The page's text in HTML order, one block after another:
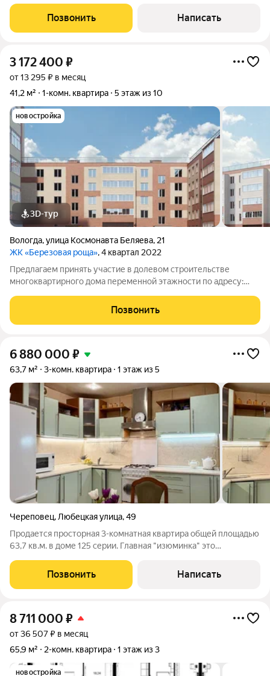
расположен в динамично развивающейся локации с
полноценной социальной инфраструктурой: в пешей
Позвонить Написать
3 172 400 ₽
от 13 295 ₽ в месяц
41,2 м²
1-комн. квартира 5 этаж из 10
новостройка
3D-тур
Вологда,улица Космонавта Беляева, 21
ЖК «Березовая роща», 4 квартал 2022
Предлагаем принять участие в долевом строительстве
многоквартирного дома переменной этажности по адресу:
керамического кирпича со своей крышной газовой котельной,
с установкой индивидуальных
Позвонить
6 880 000 ₽
63,7 м² 3-комн. квартира 1 этаж из 5
Череповец, Любецкая улица,49
Продается просторная 3-комнатная квартира общей площадью
63,7 кв.м. в доме 125 серии. Главная "изюминка" это
Это полноценный зал для семейных праздников, встреч с
друзьями или зона для жизни,
Позвонить Написать
8 711 000 ₽
от 36 507 ₽ в месяц
65,9 м²
2-комн. квартира 1 этаж из 3
новостройка